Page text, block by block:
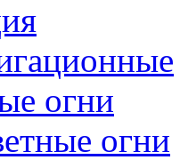
огни
огни